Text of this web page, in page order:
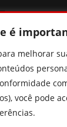
é
melhorar
você pode
o